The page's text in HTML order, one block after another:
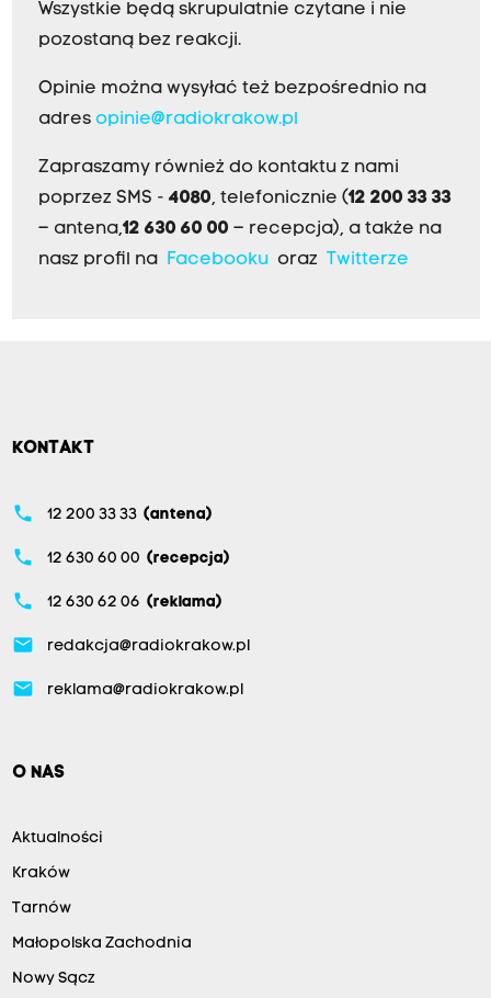
Wszystkie będą skrupulatnie czytane i nie
pozostaną bez reakcji.
Opinie można wysyłać też bezpośrednio na
adres opinie@radiokrakow.pl
Zapraszamy również do kontaktu z nami
poprzez SMS - 4080, telefonicznie (12 200 33 33
– antena,12 630 60 00 – recepcja), a także na
nasz profil na Facebookuoraz Twitterze
KONTAKT
phone 12 200 33 33 (antena)
phone 12 630 60 00 (recepcja)
phone 12 630 62 06 (reklama)
email redakcja@radiokrakow.pl
email reklama@radiokrakow.pl
O NAS
Aktualności
Kraków
Tarnów
Małopolska Zachodnia
Nowy Sącz